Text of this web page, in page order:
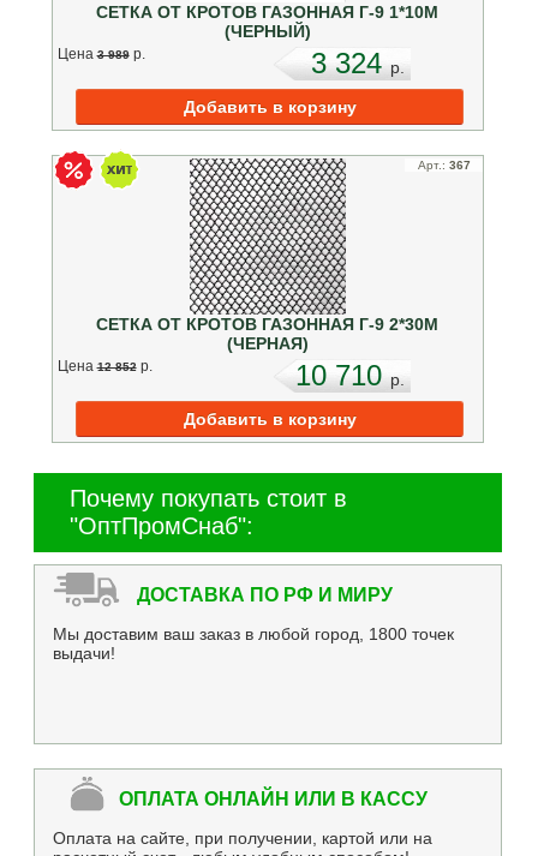
СЕТКА ОТ КРОТОВ ГАЗОННАЯ Г-9 1*10М
(ЧЕРНЫЙ)
Цена 3 989 p. 3 324p.
Арт.: 367
СЕТКА ОТ КРОТОВ ГАЗОННАЯ Г-9 2*30М
(ЧЕРНАЯ)
Цена 12 852 p. 10 710p.
Почему покупать стоит в
"ОптПромСнаб":
ДОСТАВКА ПО РФ И МИРУ
Мы доставим ваш заказ в любой город, 1800 точек
выдачи!
ОПЛАТА ОНЛАЙН ИЛИ В КАССУ
Оплата на сайте, при получении, картой или на